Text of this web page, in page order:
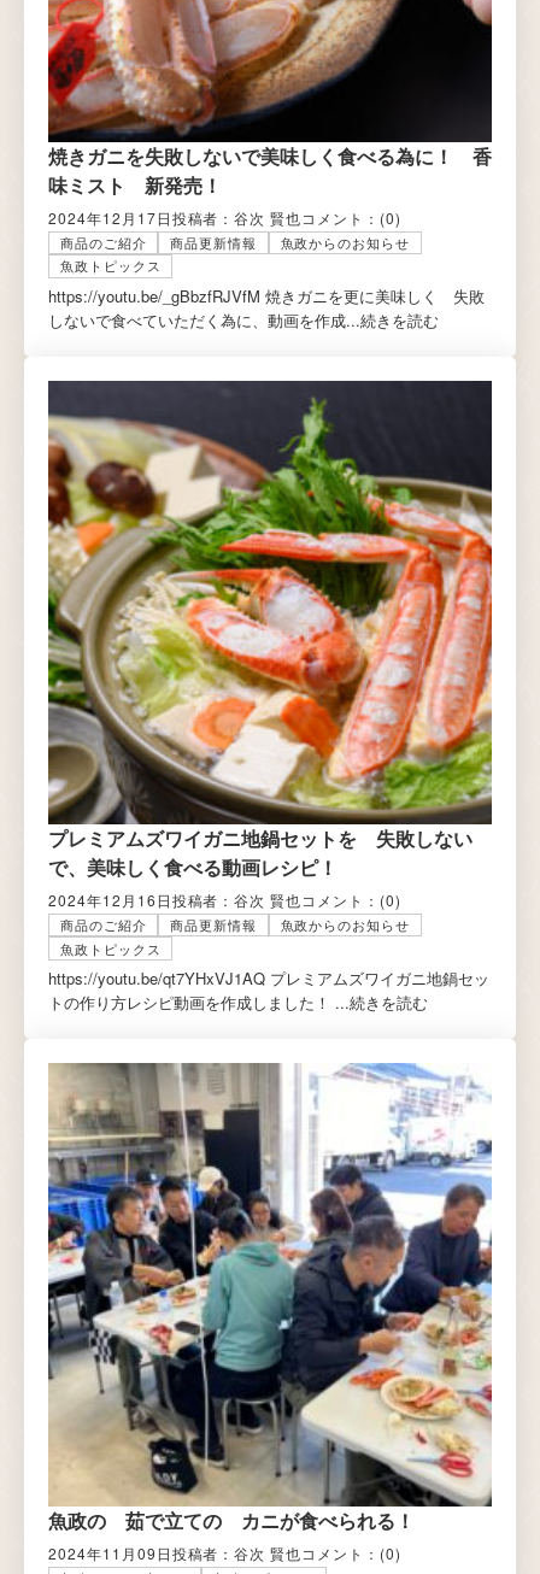
焼きガニを失敗しないで美味しく食べる為に！ 香
味ミスト 新発売！
2024年12月17日投稿者：谷次 賢也コメント： (0)
商品のご紹介 商品更新情報
魚政からのお知らせ
魚政トピックス
https://youtu.be/_gBbzfRJVfM 焼きガニを更に美味しく 失敗
しないで食べていただく為に、動画を作成...続きを読む
プレミアムズワイガニ地鍋セットを 失敗しない
で、美味しく食べる動画レシピ！
2024年12月16日投稿者：谷次 賢也コメント： (0)
商品のご紹介 商品更新情報
魚政からのお知らせ
魚政トピックス
https://youtu.be/qt7YHxVJ1AQ プレミアムズワイガニ地鍋セッ
トの作り方レシピ動画を作成しました！ ...続きを読む
魚政の 茹で立ての カニが食べられる！
2024年11月09日投稿者：谷次 賢也コメント： (0)